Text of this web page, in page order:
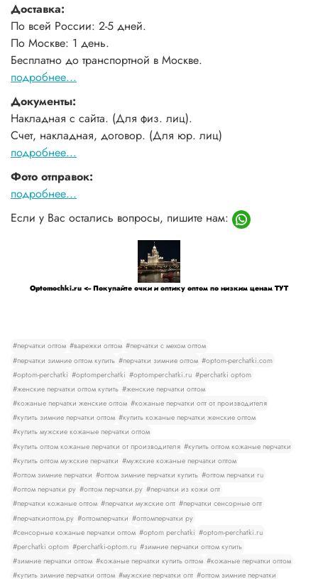
Доставка:
По всей России: 2-5 дней.
По Москве: 1 день.
Бесплатно до транспортной в Москве.
подробнее...
Документы:
Накладная с сайта. (Для физ. лиц).
Счет, накладная, договор. (Для юр. лиц)
подробнее...
Фото отправок:
подробнее...
Если у Вас остались вопросы, пишите нам:
Optomochki.ru <-- Покупайте очки и оптику оптом по низким ценам ТУТ
#перчатки оптом #варежки оптом #перчатки с мехом оптом
#перчатки зимние оптом купить #перчатки зимние оптом #optom-perchatki.com
#optom-perchatki #optomperchatki #optomperchatki.ru #perchatki optom
#женские перчатки оптом купить #женские перчатки оптом
#кожаные перчатки женские оптом #кожаные перчатки опт от производителя
#купить зимние перчатки оптом #купить кожаные перчатки женские оптом
#купить мужские кожаные перчатки оптом
#купить оптом кожаные перчатки от производителя #купить оптом кожаные перчатки
#купить оптом мужские перчатки #мужские кожаные перчатки оптом
#оптом зимние перчатки #оптом зимние перчатки купить #оптом перчатки ru
#оптом перчатки ру #оптом перчатки.ру #перчатки из кожи опт
#перчатки кожаные оптом #перчатки мужские опт #перчатки сенсорные опт
#перчаткиоптом.ру #оптомперчатки #оптомперчатки ру
#сенсорные кожаные перчатки оптом #optom perchatki #optom-perchatki.ru
#perchatki optom #perchatki-optom.ru #зимние перчатки оптом купить
#зимние перчатки оптом #кожаные перчатки купить оптом #кожаные перчатки оптом
#купить зимние перчатки оптом #мужские перчатки опт #оптом зимние перчатки